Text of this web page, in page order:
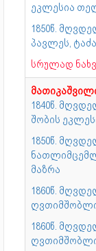
ეკლესია
1850წ.
პავლეს,
სრულად
1840წ.
შობის
1850წ.
მაზრა
1860წ.
1860წ.